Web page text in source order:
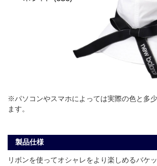
※パソコンやスマホによっては実際の色と多
ます。
製品仕様
リボンを使ってオシャレをより楽しめるバケ